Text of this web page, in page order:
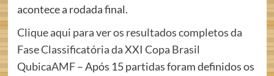
acontece a rodada final.
Clique aqui para ver os resultados completos da
Fase Classificatória da XXI Copa Brasil
QubicaAMF– Após 15 partidas foram definidos os